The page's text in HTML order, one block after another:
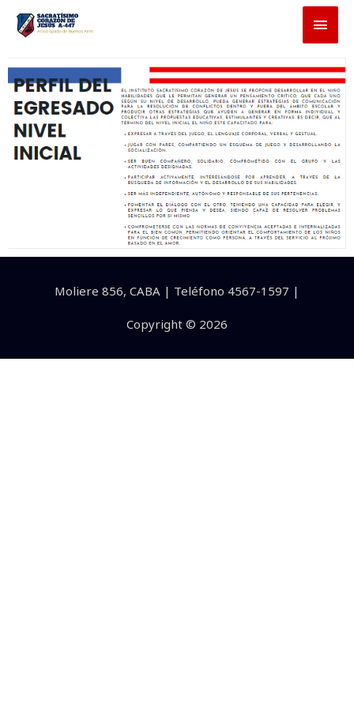
Moliere 856, CABA | Teléfono 4567-1597 |
Copyright © 2026